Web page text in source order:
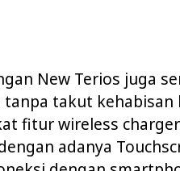
New Terios juga
tanpa takut
fitur wireless
adanya